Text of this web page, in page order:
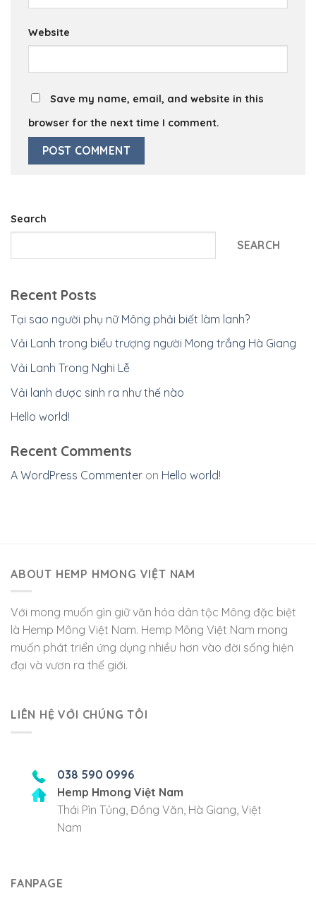
Website
Save my name, email, and website in this
browser for the next time I comment.
Search
SEARCH
Recent Posts
Tại sao người phụ nữ Mông phải biết làm lanh?
Vải Lanh trong biểu trượng người Mong trắng Hà Giang
Vải Lanh Trong Nghi Lễ
Vải lanh được sinh ra như thế nào
Hello world!
Recent Comments
A WordPress Commenter on Hello world!
ABOUT HEMP HMONG VIỆT NAM
Với mong muốn gìn giữ văn hóa dân tộc Mông đặc biệt
là Hemp Mông Việt Nam. Hemp Mông Việt Nam mong
muốn phát triển ứng dụng nhiều hơn vào đời sống hiện
đại và vươn ra thế giới.
LIÊN HỆ VỚI CHÚNG TÔI
038 590 0996
Hemp Hmong Việt Nam
Thái Pìn Tủng, Đồng Văn, Hà Giang, Việt
Nam
FANPAGE